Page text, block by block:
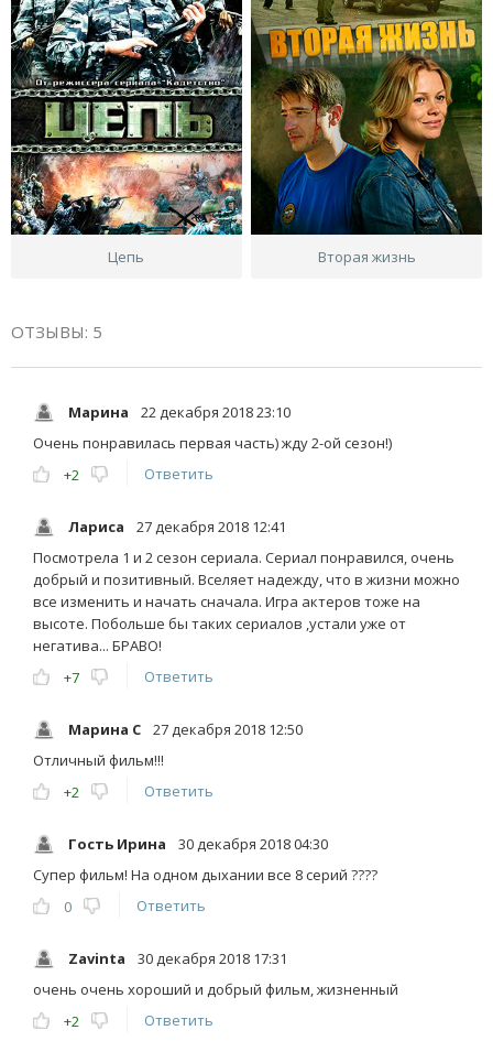
Цепь Вторая жизнь
ОТЗЫВЫ: 5
Марина
22 декабря 2018 23:10
Очень понравилась первая часть) жду 2-ой сезон!)
+2
Ответить
Лариса
27 декабря 2018 12:41
Посмотрела 1 и 2 сезон сериала. Сериал понравился, очень
добрый и позитивный. Вселяет надежду, что в жизни можно
все изменить и начать сначала. Игра актеров тоже на
высоте. Побольше бы таких сериалов ,устали уже от
негатива... БРАВО!
+7
Ответить
Марина С
27 декабря 2018 12:50
Отличный фильм!!!
+2
Ответить
Гость Ирина
30 декабря 2018 04:30
Супер фильм! На одном дыхании все 8 серий ????
0
Ответить
Zavinta
30 декабря 2018 17:31
очень очень хороший и добрый фильм, жизненный
+2
Ответить